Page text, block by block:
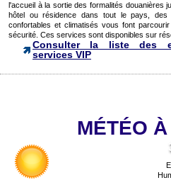
l'accueil à la sortie des formalités douanières
hôtel ou résidence dans tout le pays, des
confortables et climatisés vous font
sécurité. Ces services sont disponibles sur
Consulter la liste des
services VIP
MÉTÉO